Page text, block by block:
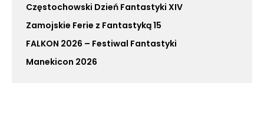
Częstochowski Dzień Fantastyki XIV
Zamojskie Ferie z Fantastyką 15
FALKON 2026 – Festiwal Fantastyki
Manekicon 2026